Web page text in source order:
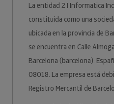
La entidad 2 I Informatica
constituida como una
ubicada en la provincia de
se encuentra en Calle
Barcelona (barcelona).
08018. La empresa está
Registro Mercantil de